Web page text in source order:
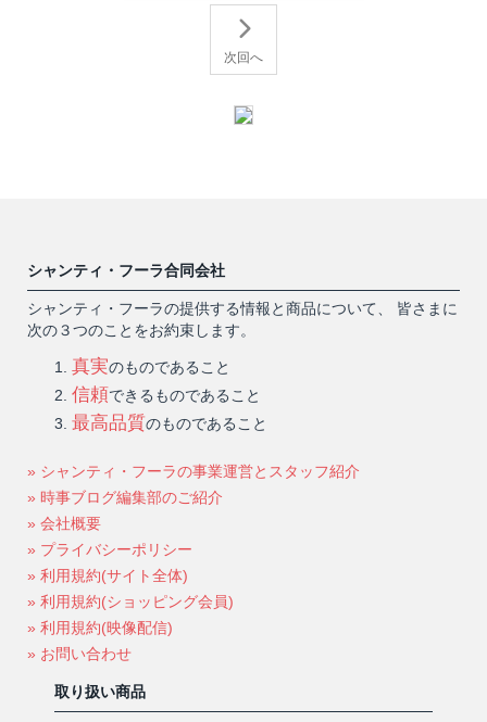
次回へ
シャンティ・フーラ合同会社
シャンティ・フーラの提供する情報と商品について、 皆さまに
次の３つのことをお約束します。
真実のものであること
信頼できるものであること
最高品質のものであること
» シャンティ・フーラの事業運営とスタッフ紹介
» 時事ブログ編集部のご紹介
» 会社概要
» プライバシーポリシー
» 利用規約(サイト全体)
» 利用規約(ショッピング会員)
» 利用規約(映像配信)
» お問い合わせ
取り扱い商品